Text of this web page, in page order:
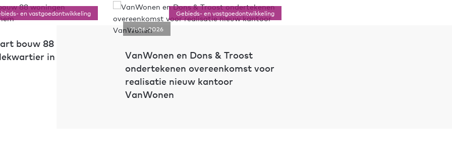
en vastgoedontwikkeling
bouw 88
in
Gebieds- en vastgoedontwikkeling
11-06-2026
VanWonen en Dons & Troost
ondertekenen overeenkomst voor
realisatie nieuw kantoor
VanWonen